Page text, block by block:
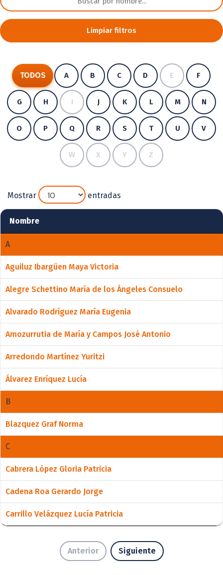
Limpiar filtros
TODOS A B C D E F
G H I J K L M N
O P Q R S T U V
W X Y Z
Mostrar entradas
Nombre
A
Aguiluz Ibargüen Maya Victoria
Alegre Schettino María de los Ángeles Consuelo
Alvarado Rodríguez María Eugenia
Amozurrutia de María y Campos José Antonio
Arredondo Martínez Yuritzi
Álvarez Enríquez Lucía
B
Blazquez Graf Norma
C
Cabrera López Gloria Patricia
Cadena Roa Gerardo Jorge
Carrillo Velázquez Lucía Patricia
Anterior Siguiente